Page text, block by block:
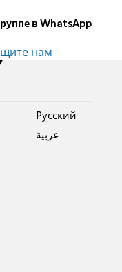
в WhatsApp
нам
Pусский
عربية